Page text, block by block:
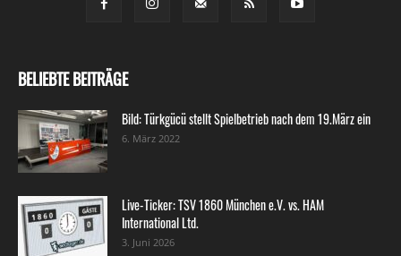
BELIEBTE BEITRÄGE
Bild: Türkgücü stellt Spielbetrieb nach dem 19.März ein
6. März 2022
Live-Ticker: TSV 1860 München e.V. vs. HAM
International Ltd.
3. Juni 2026